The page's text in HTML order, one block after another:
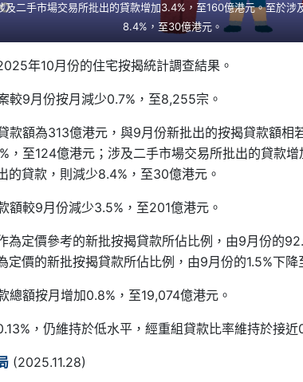
及二手市場交易所批出的貸款增加3.4%，至160億港元。至於涉
8.4%，至30億港元。
年10月份的住宅按揭統計調查結果。
較9月份按月減少0.7%，至8,255宗。
款額為313億港元，與9月份新批出的按揭貸款額相
，至124億港元；涉及二手市場交易所批出的貸款
的貸款，則減少8.4%，至30億港元。
額較9月份減少3.5%，至201億港元。
為定價參考的新批按揭貸款所佔比例，由9月份的
定價的新批按揭貸款所佔比例，由9月份的1.5%下降
總額按月增加0.8%，至19,074億港元。
，仍維持於低水平，經重組貸款比率維持於接近
(2025.11.28)